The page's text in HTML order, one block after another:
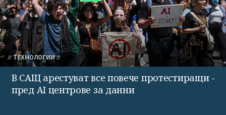
ТЕХНОЛОГИИ
В САЩ арестуват все повече протестиращи -
пред AI центрове за данни